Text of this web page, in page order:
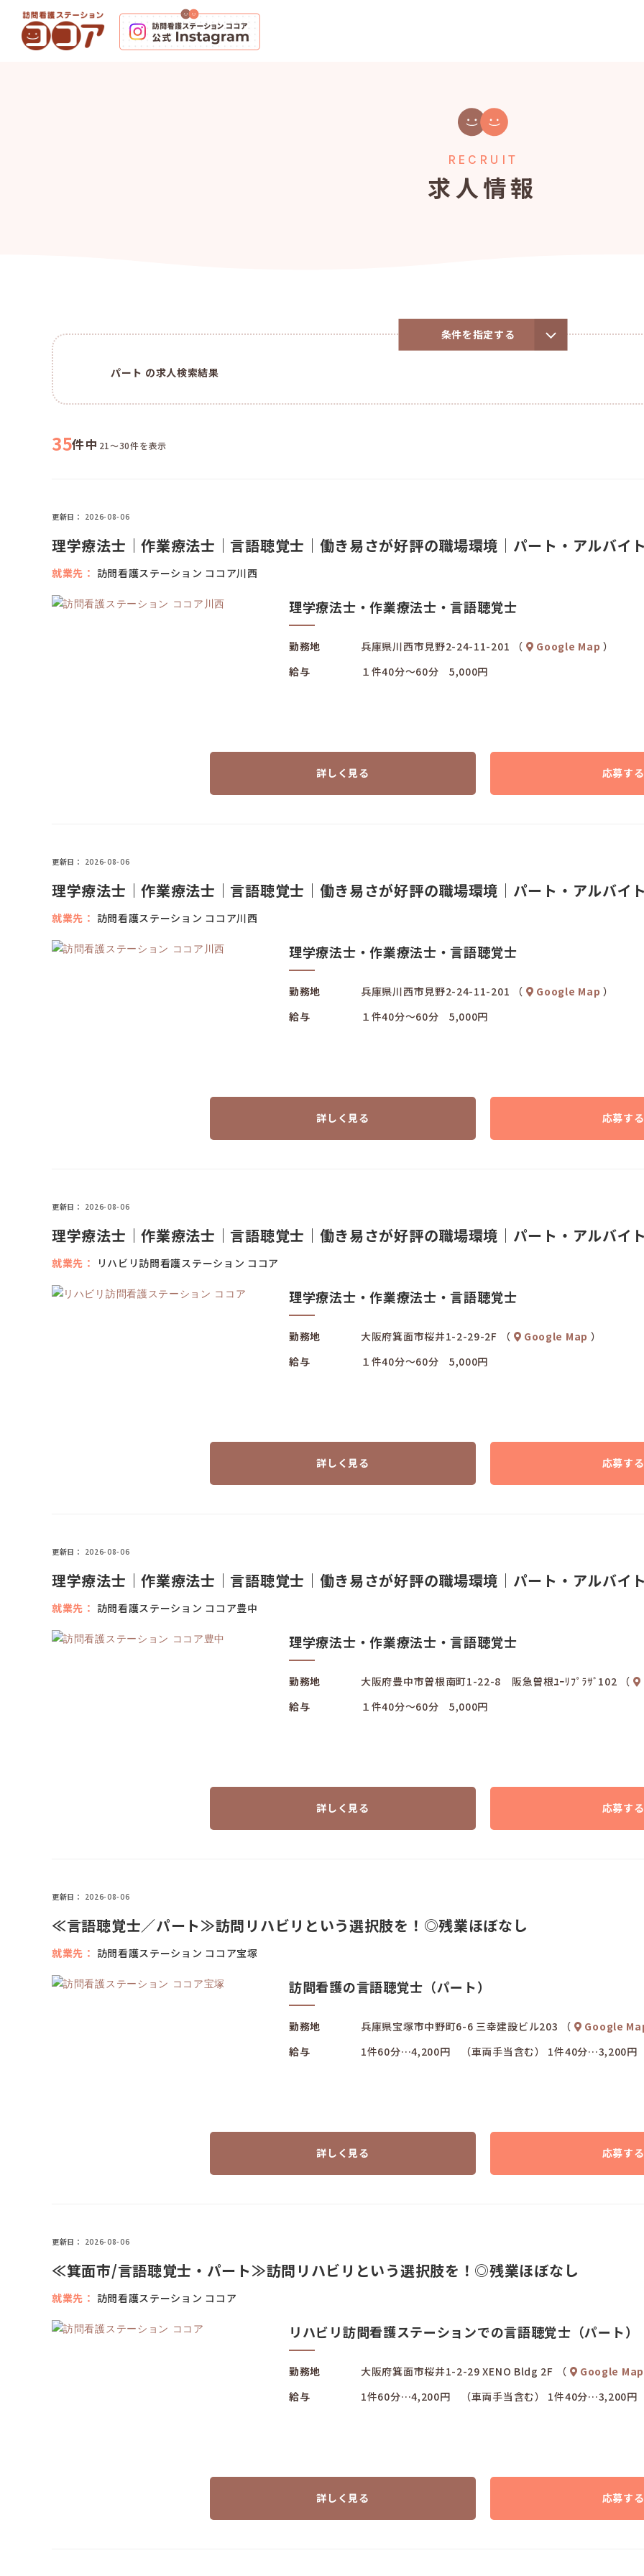
RECRUIT
求人情報
条件を指定する
パート の求人検索結果
35件中 21～30件を表示
更新日 2026-08-06
理学療法士｜作業療法士｜言語聴覚士｜働き易さが好評の職場環境｜パート・アルバイト
就業先 訪問看護ステーション ココア川西
理学療法士・作業療法士・言語聴覚士
勤務地 兵庫県川西市見野2-24-11-201 （ Google Map ）
給与
１件40分～60分 5,000円
詳しく見る 応募する
更新日 2026-08-06
理学療法士｜作業療法士｜言語聴覚士｜働き易さが好評の職場環境｜パート・アルバイト
就業先 訪問看護ステーション ココア川西
理学療法士・作業療法士・言語聴覚士
勤務地 兵庫県川西市見野2-24-11-201 （ Google Map ）
給与
１件40分～60分 5,000円
詳しく見る 応募する
更新日 2026-08-06
理学療法士｜作業療法士｜言語聴覚士｜働き易さが好評の職場環境｜パート・アルバイト
就業先 リハビリ訪問看護ステーション ココア
理学療法士・作業療法士・言語聴覚士
勤務地 大阪府箕面市桜井1-2-29-2F （ Google Map ）
給与
１件40分～60分 5,000円
詳しく見る 応募する
更新日 2026-08-06
理学療法士｜作業療法士｜言語聴覚士｜働き易さが好評の職場環境｜パート・アルバイト
就業先 訪問看護ステーション ココア豊中
理学療法士・作業療法士・言語聴覚士
勤務地 大阪府豊中市曽根南町1-22-8 阪急曽根ﾕｰﾘﾌﾟﾗｻﾞ102 （
給与
１件40分～60分 5,000円
詳しく見る 応募する
更新日 2026-08-06
≪言語聴覚士／パート≫訪問リハビリという選択肢を！◎残業ほぼなし
就業先 訪問看護ステーション ココア宝塚
訪問看護の言語聴覚士（パート）
勤務地 兵庫県宝塚市中野町6-6 三幸建設ビル203 （ Google
給与
1件60分…4,200円 （車両手当含む） 1件40分…3,200円
詳しく見る 応募する
更新日 2026-08-06
≪箕面市/言語聴覚士・パート≫訪問リハビリという選択肢を！◎残業ほぼなし
就業先 訪問看護ステーション ココア
リハビリ訪問看護ステーションでの言語聴覚士（パート）
勤務地 大阪府箕面市桜井1-2-29 XENO Bldg 2F （ Google Map
給与
1件60分…4,200円 （車両手当含む） 1件40分…3,200円
詳しく見る 応募する